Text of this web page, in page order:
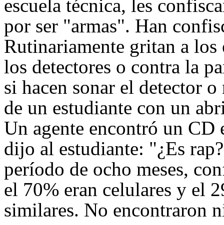
escuela técnica, les
por ser "armas". Han
Rutinariamente gritan a
los detectores o contra la
si hacen sonar el detector
de un estudiante con un
Un agente encontró un
dijo al estudiante: "¿Es
período de ocho meses,
el 70% eran celulares y el
similares. No encontraron